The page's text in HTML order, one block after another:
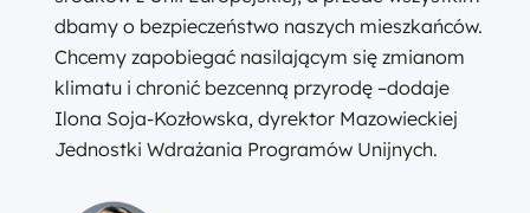
dbamy o bezpieczeństwo naszych mieszkańców.
Chcemy zapobiegać nasilającym się zmianom
klimatu i chronić bezcenną przyrodę –dodaje
Ilona Soja-Kozłowska, dyrektor Mazowieckiej
Jednostki Wdrażania Programów Unijnych.